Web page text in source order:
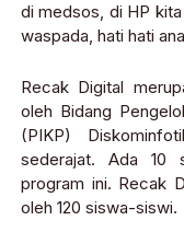
di medsos, di HP
waspada, hati hati
Recak Digital
oleh Bidang
(PIKP)
sederajat. Ada 10
program ini. Recak
oleh 120 siswa-siswi.